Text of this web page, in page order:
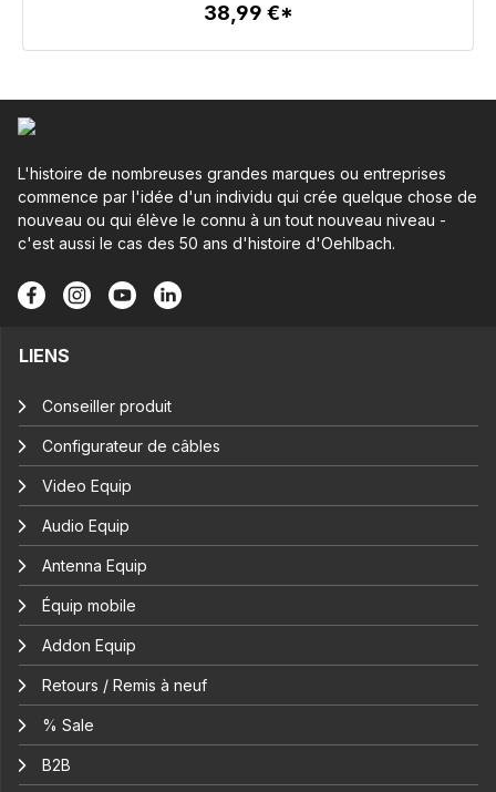
Détails
38,99 €*
L'histoire de nombreuses grandes marques ou entreprises
commence par l'idée d'un individu qui crée quelque chose de
nouveau ou qui élève le connu à un tout nouveau niveau -
c'est aussi le cas des 50 ans d'histoire d'Oehlbach.
LIENS
Conseiller produit
Configurateur de câbles
Video Equip
Audio Equip
Antenna Equip
Équip mobile
Addon Equip
Retours / Remis à neuf
% Sale
B2B